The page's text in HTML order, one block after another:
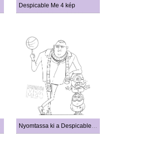
Despicable Me 4 kép
Nyomtassa ki a Despicable Me 4-et